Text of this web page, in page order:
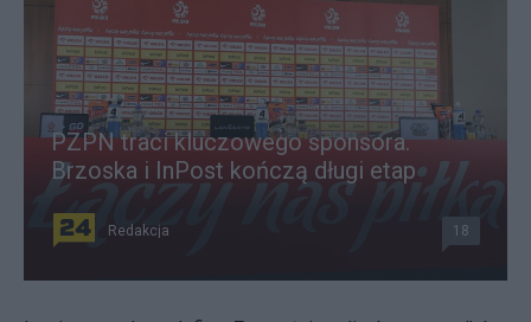
PZPN traci kluczowego sponsora.
Brzoska i InPost kończą długi etap
Redakcja 18